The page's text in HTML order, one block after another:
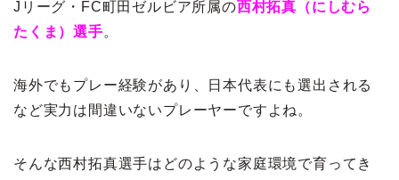
Jリーグ・FC町田ゼルビア所属の西村拓真（にしむら
たくま）選手。
海外でもプレー経験があり、日本代表にも選出される
など実力は間違いないプレーヤーですよね。
そんな西村拓真選手はどのような家庭環境で育ってき